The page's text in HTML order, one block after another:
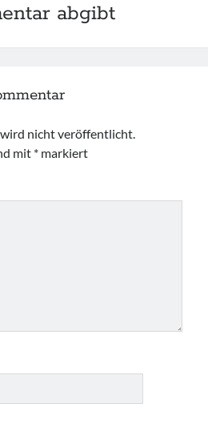
abgibt
nicht veröffentlicht.
mit * markiert